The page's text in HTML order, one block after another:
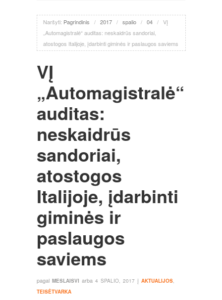
Naršyti: Pagrindinis / 2017 / spalio / 04 / VĮ
„Automagistralė“ auditas: neskaidrūs sandoriai,
atostogos Italijoje, įdarbinti giminės ir paslaugos saviems
VĮ
„Automagistralė“
auditas:
neskaidrūs
sandoriai,
atostogos
Italijoje, įdarbinti
giminės ir
paslaugos
saviems
pagal MESLAISVI arba 4 SPALIO, 2017 į AKTUALIJOS,
TEISĖTVARKA